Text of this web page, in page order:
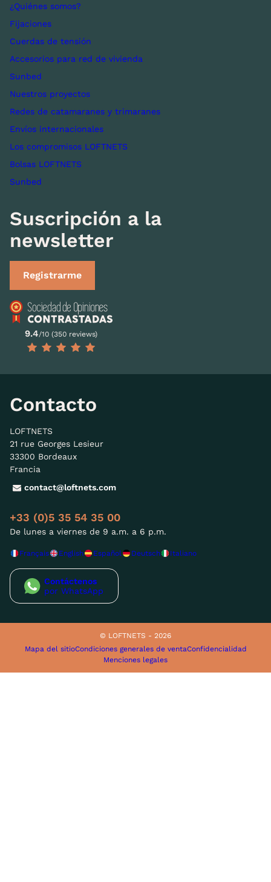
¿Quiénes somos?
Fijaciones
Cuerdas de tensión
Accesorios para red de vivienda
Sunbed
Nuestros proyectos
Redes de catamaranes y trimaranes
Envíos internacionales
Los compromisos LOFTNETS
Bolsas LOFTNETS
Sunbed
Suscripción a la
newsletter
Registrarme
9.4/10 (350 reviews)
Contacto
LOFTNETS
21 rue Georges Lesieur
33300 Bordeaux
Francia
contact@loftnets.com
+33 (0)5 35 54 35 00
De lunes a viernes de 9 a.m. a 6 p.m.
Français English Español Deutsch Italiano
Contáctenos
por WhatsApp
© LOFTNETS - 2026
Mapa del sitioCondiciones generales de ventaConfidencialidad
Menciones legales